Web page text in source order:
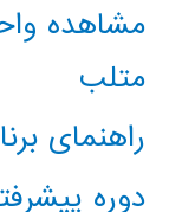
مشاهده
متلب
راهنمای
دوره